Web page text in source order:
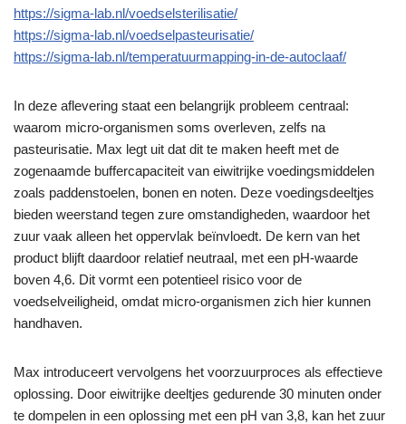
https://sigma-lab.nl/voedselsterilisatie/
https://sigma-lab.nl/voedselpasteurisatie/
https://sigma-lab.nl/temperatuurmapping-in-de-autoclaaf/
In deze aflevering staat een belangrijk probleem centraal:
waarom micro-organismen soms overleven, zelfs na
pasteurisatie. Max legt uit dat dit te maken heeft met de
zogenaamde buffercapaciteit van eiwitrijke voedingsmiddelen
zoals paddenstoelen, bonen en noten. Deze voedingsdeeltjes
bieden weerstand tegen zure omstandigheden, waardoor het
zuur vaak alleen het oppervlak beïnvloedt. De kern van het
product blijft daardoor relatief neutraal, met een pH-waarde
boven 4,6. Dit vormt een potentieel risico voor de
voedselveiligheid, omdat micro-organismen zich hier kunnen
handhaven.
Max introduceert vervolgens het voorzuurproces als effectieve
oplossing. Door eiwitrijke deeltjes gedurende 30 minuten onder
te dompelen in een oplossing met een pH van 3,8, kan het zuur